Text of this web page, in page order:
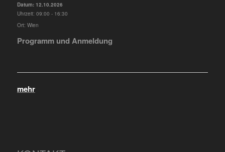
Datum: 12.10.2026
Uhrzeit: 09:00 - 16:30
Ort: Wien
Programm und Anmeldung
mehr